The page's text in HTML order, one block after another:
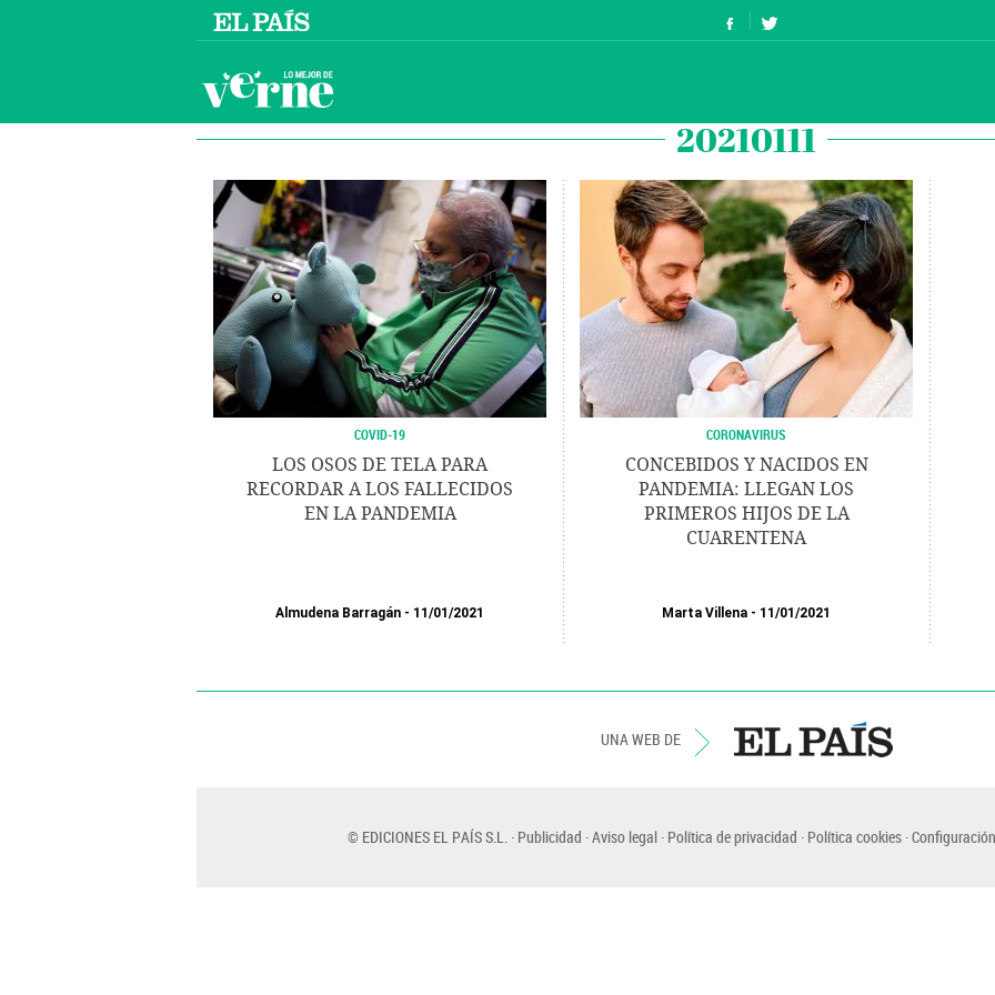
20210111
COVID-19
LOS OSOS DE TELA PARA
RECORDAR A LOS FALLECIDOS
EN LA PANDEMIA
Almudena Barragán 11/01/2021
CORONAVIRUS
CONCEBIDOS Y NACIDOS EN
PANDEMIA: LLEGAN LOS
PRIMEROS HIJOS DE LA
CUARENTENA
Marta Villena 11/01/2021
UNA WEB DE
© EDICIONES EL PAÍS S.L. Publicidad Aviso legal Política de privacidad Política cookies